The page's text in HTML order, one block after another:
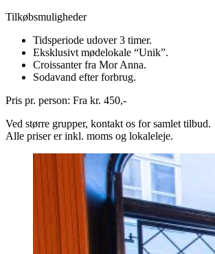
Tilkøbsmuligheder
Tidsperiode udover 3 timer.
Eksklusivt mødelokale “Unik”.
Croissanter fra Mor Anna.
Sodavand efter forbrug.
Pris pr. person: Fra kr. 450,-
Ved større grupper, kontakt os for samlet tilbud.
Alle priser er inkl. moms og lokaleleje.